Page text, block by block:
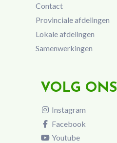
Contact
Provinciale afdelingen
Lokale afdelingen
Samenwerkingen
VOLG ONS
Instagram
Facebook
Youtube